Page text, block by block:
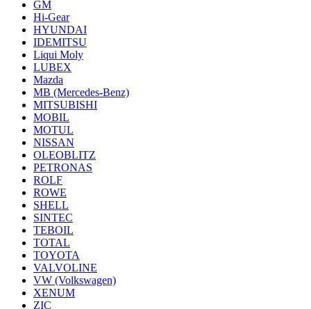
GM
Hi-Gear
HYUNDAI
IDEMITSU
Liqui Moly
LUBEX
Mazda
MB (Mercedes-Вenz)
MITSUBISHI
MOBIL
MOTUL
NISSAN
OLEOBLITZ
PETRONAS
ROLF
ROWE
SHELL
SINTEC
TEBOIL
TOTAL
TOYOTA
VALVOLINE
VW (Volkswagen)
XENUM
ZIC